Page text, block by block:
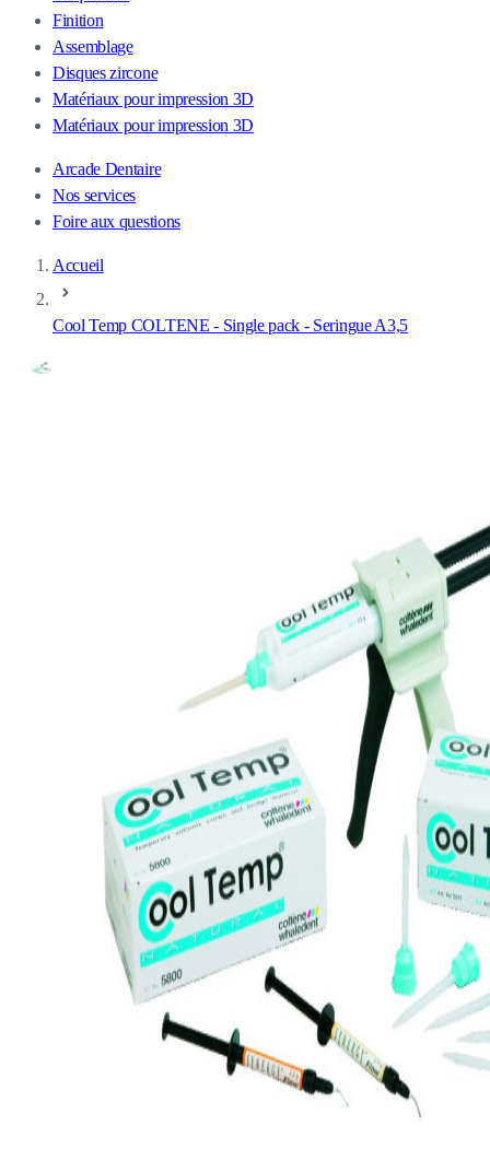
Finition
Assemblage
Disques zircone
Matériaux pour impression 3D
Matériaux pour impression 3D
Arcade Dentaire
Nos services
Foire aux questions
Accueil
Cool Temp COLTENE - Single pack - Seringue A3,5